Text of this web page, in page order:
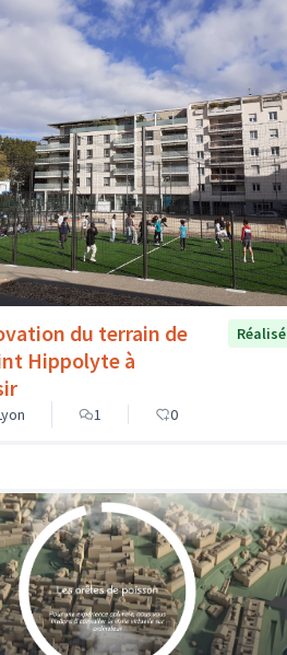
du terrain de
Hippolyte à
Réalisé
1 0